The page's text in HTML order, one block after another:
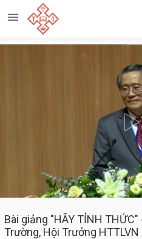

Bài giảng "HÃY TỈNH
Trường, Hội Trưởng HTTLVN